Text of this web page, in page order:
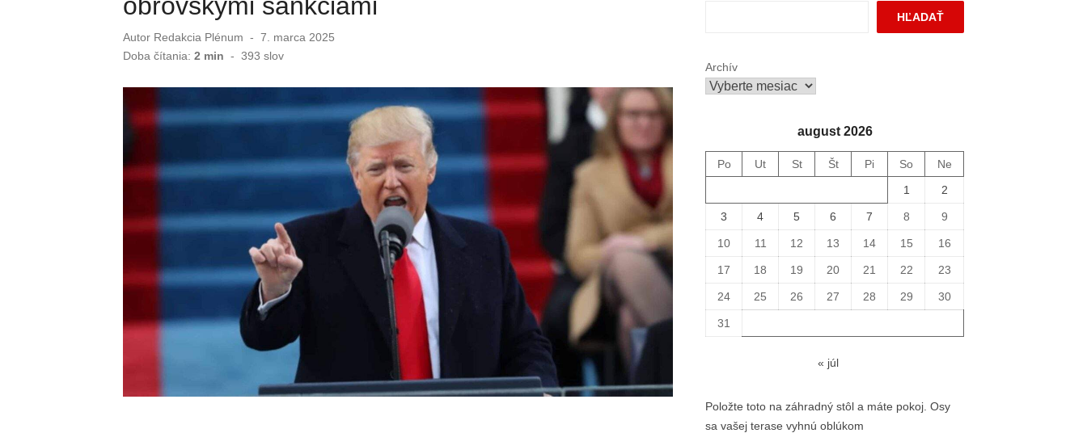
Autor Redakcia Plénum
Publikované
dňa
7. marca 2025
Doba čítania: 2 min - 393 slov
HĽADAŤ
Archív
august 2026
Po Ut St Št Pi So
Ne
1
2
3 4 5 6 7 8 9
10 11 12 13 14 15 16
17 18 19 20 21 22 23
24 25 26 27 28 29 30
31
« júl
Položte toto na záhradný stôl a máte pokoj. Osy
sa vašej terase vyhnú oblúkom